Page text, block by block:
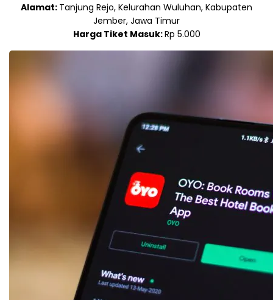
Alamat: Tanjung Rejo, Kelurahan Wuluhan, Kabupaten
Jember, Jawa Timur
Harga Tiket Masuk:Rp 5.000